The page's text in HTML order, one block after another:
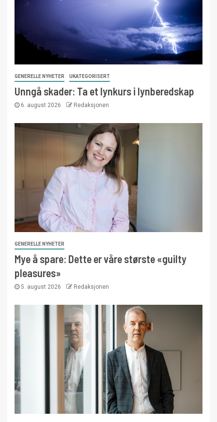
GENERELLE NYHETER UKATEGORISERT
Unngå skader: Ta et lynkurs i lynberedskap
6. august 2026 Redaksjonen
GENERELLE NYHETER
Mye å spare: Dette er våre største «guilty
pleasures»
5. august 2026 Redaksjonen